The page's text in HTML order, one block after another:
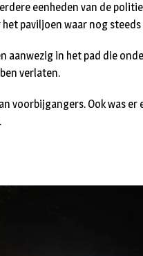
eenheden van de
paviljoen waar nog
aanwezig in het pad die
verlaten.
voorbijgangers. Ook was